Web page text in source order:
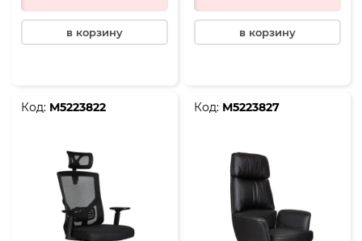
в корзину в корзину
Код: М5223822 Код: М5223827